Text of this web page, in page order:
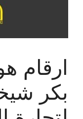
ارقام
بكر